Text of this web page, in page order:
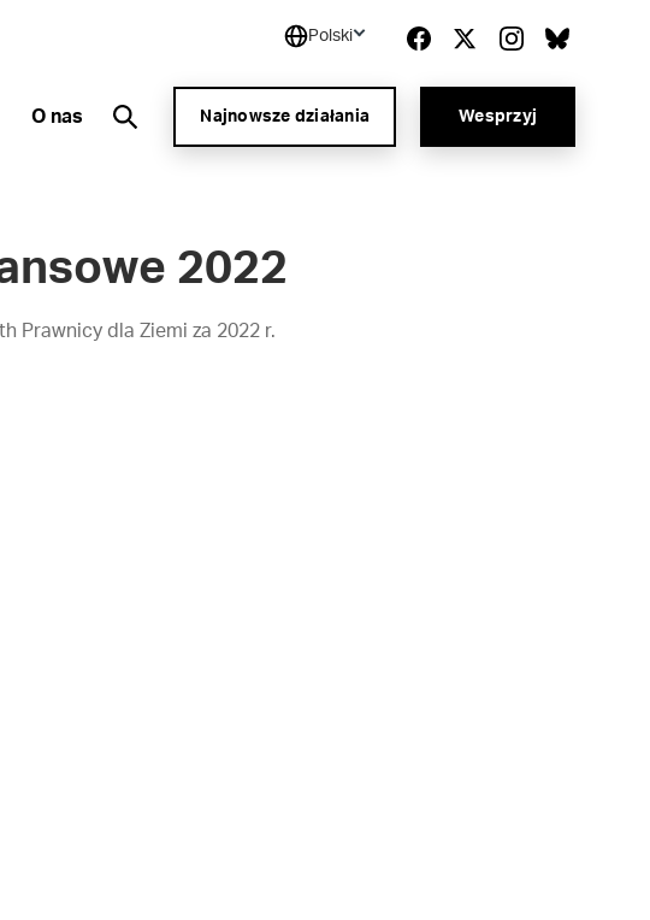
Polski
O nas Najnowsze działania Wesprzyj
2022
Prawnicy dla Ziemi za 2022 r.